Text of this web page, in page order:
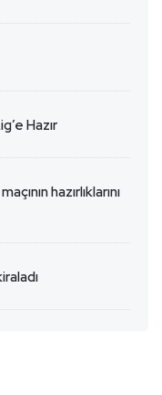
Hazır
hazırlıklarını